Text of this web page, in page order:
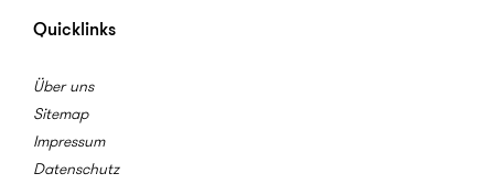
Quicklinks
Über uns
Sitemap
Impressum
Datenschutz